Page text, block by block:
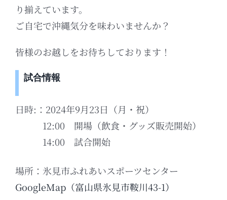
り揃えています。
ご自宅で沖縄気分を味わいませんか？
皆様のお越しをお待ちしております！
試合情報
日時:：2024年9月23日（月・祝）
12:00 開場（飲食・グッズ販売開始）
14:00 試合開始
場所：氷見市ふれあいスポーツセンター
GoogleMap（富山県氷見市鞍川43-1）